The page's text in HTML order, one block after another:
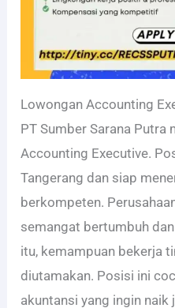
Lowongan Accounting
PT Sumber Sarana Putra
Accounting Executive.
Tangerang dan siap
berkompeten.
semangat bertumbuh
itu, kemampuan bekerja
diutamakan. Posisi ini
akuntansi yang ingin naik